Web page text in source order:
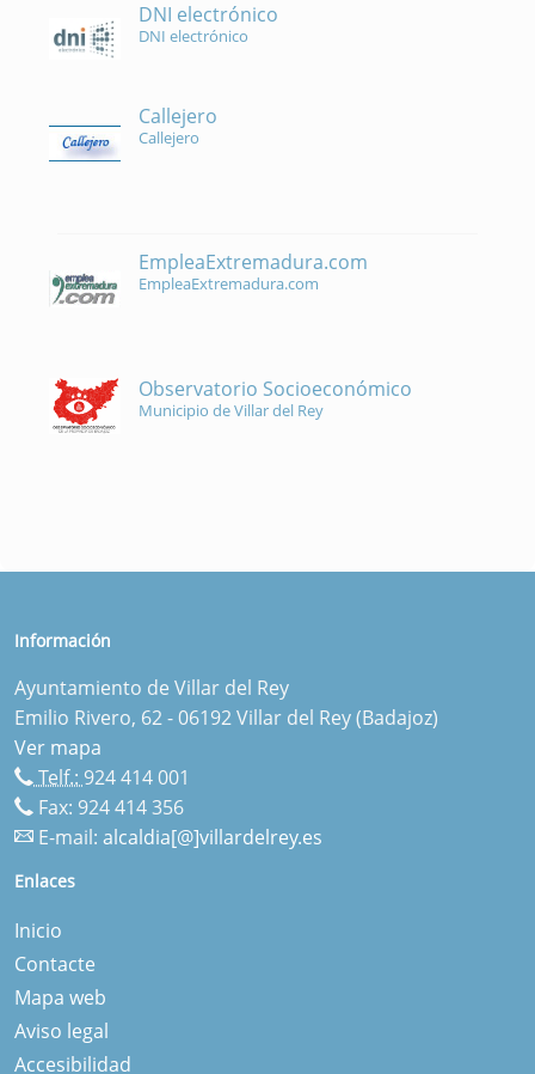
DNI electrónico
DNI electrónico
Callejero
Callejero
EmpleaExtremadura.com
EmpleaExtremadura.com
Observatorio Socioeconómico
Municipio de Villar del Rey
Información
Ayuntamiento de Villar del Rey
Emilio Rivero, 62 - 06192 Villar del Rey (Badajoz)
Ver mapa
Telf.: 924 414 001
Fax: 924 414 356
E-mail: alcaldia[@]villardelrey.es
Enlaces
Inicio
Contacte
Mapa web
Aviso legal
Accesibilidad